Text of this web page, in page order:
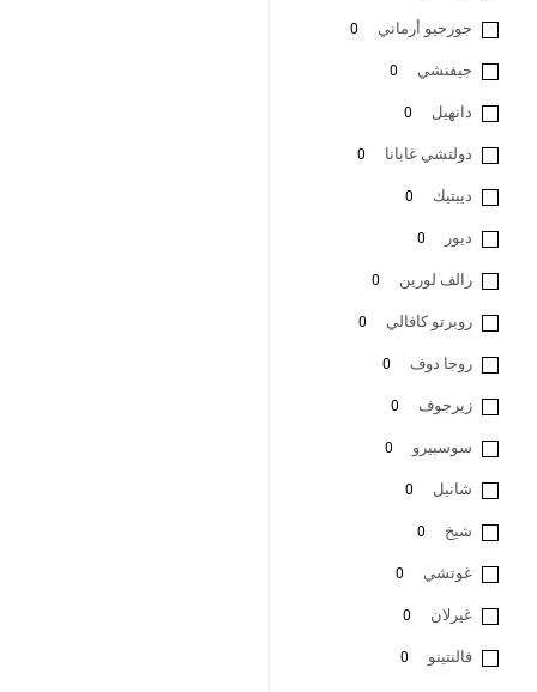
جورجيو أرماني 0
جيفنشي 0
دانهيل 0
دولتشي غابانا 0
ديبتيك 0
ديور 0
رالف لورين 0
روبرتو كافالي 0
روجا دوف 0
زيرجوف 0
سوسبيرو 0
شانيل 0
شيخ 0
غوتشي 0
غيرلان 0
فالنتينو 0